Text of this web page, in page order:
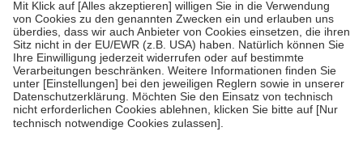
fallenkeine Zuzahlungenan bei:
• Kindern und Jugendlichen bis zum vollendeten 18. Lebensjahr
mit Ausnahme der Fahrkosten
• Untersuchungen zur Vorsorge und Früherkennung, die von der
GKV getragen werden
• empfohlenen Schutzimpfungen
• Harn- und Blutteststreifen